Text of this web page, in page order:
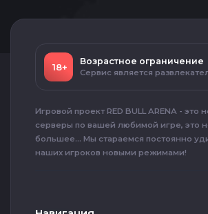
18+
Возрастное ограничение
Сервис является
Игровой проект RED BULL ARENA - это
серверы по вашей любимой игре, это
большее... Мы стараемся постоянно
наших игроков новыми режимами!